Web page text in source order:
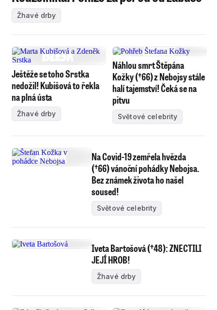
Žhavé drby
Ještěže se toho Srstka
nedožil! Kubišová to řekla
na plná ústa
Žhavé drby
Náhlou smrt Štěpána
Kožky (†66) z Nebojsy stále
halí tajemství! Čeká se na
pitvu
Světové celebrity
Na Covid-19 zemřela hvězda
(†66) vánoční pohádky Nebojsa.
Bez známek života ho našel
soused!
Světové celebrity
Iveta Bartošová (†48): ZNECTILI
JEJÍ HROB!
Žhavé drby